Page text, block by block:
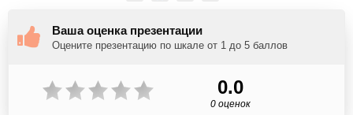
Ваша оценка презентации
Оцените презентацию по шкале от 1 до 5 баллов
0.0
0 оценок